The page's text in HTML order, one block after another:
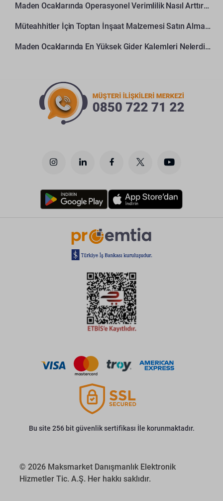
Maden Ocaklarında Operasyonel Verimlilik Nasıl Arttırılır?
Müteahhitler İçin Toptan İnşaat Malzemesi Satın Alma Rehberi
Maden Ocaklarında En Yüksek Gider Kalemleri Nelerdir?
Bu site 256 bit güvenlik sertifikası İle korunmaktadır.
© 2026 Maksmarket Danışmanlık Elektronik
Hizmetler Tic. A.Ş. Her hakkı saklıdır.